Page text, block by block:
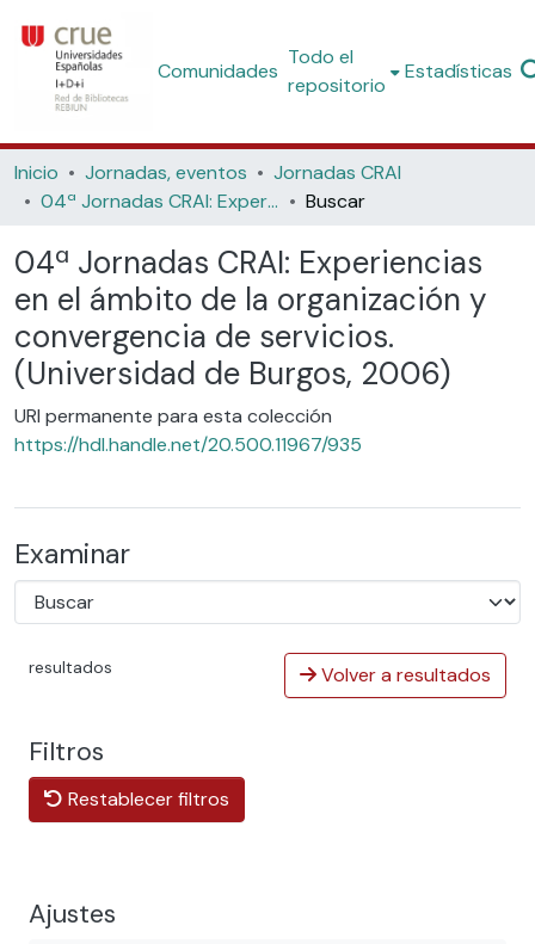
Comunidades
Todo el
repositorio
Estadísticas
Inicio Jornadas, eventos
Jornadas CRAI
04ª Jornadas CRAI: Experiencias en el ámbito de la organización y convergencia de servicios. (Universidad de Burgos, 2006)
Buscar
04ª Jornadas CRAI: Experiencias
en el ámbito de la organización y
convergencia de servicios.
(Universidad de Burgos, 2006)
URI permanente para esta colección
https://hdl.handle.net/20.500.11967/935
Examinar
resultados Volver a resultados
Filtros
Restablecer filtros
Ajustes